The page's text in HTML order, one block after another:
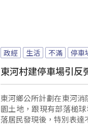
政經 生活 不滿 停車
東河村建停車場引反
東河鄉公所計劃在東河
園土地，跟現有部落槌
落居民發現後，特別表達